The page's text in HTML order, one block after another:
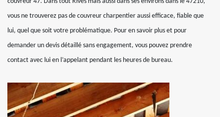
vous ne trouverez pas de couvreur charpentier aussi efficace, fiable que
lui, quel que soit votre problématique. Pour en savoir plus et pour
demander un devis détaillé sans engagement, vous pouvez prendre
contact avec lui en l’appelant pendant les heures de bureau.